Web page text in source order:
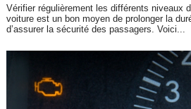
Vérifier régulièrement les différents niveaux
voiture est un bon moyen de prolonger la
d’assurer la sécurité des passagers. Voici...